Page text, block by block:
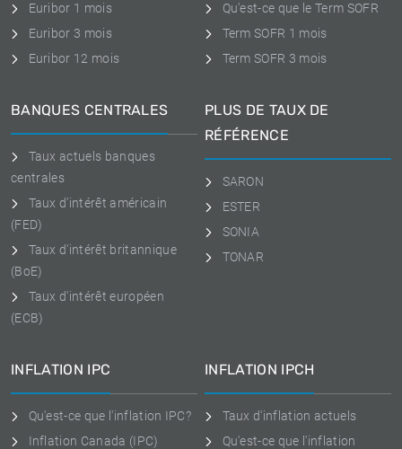
Euribor 1 mois
Euribor 3 mois
Euribor 12 mois
Qu'est-ce que le Term SOFR
Term SOFR 1 mois
Term SOFR 3 mois
BANQUES CENTRALES
Taux actuels banques
centrales
Taux d'intérêt américain
(FED)
Taux d'intérêt britannique
(BoE)
Taux d'intérêt européen
(ECB)
PLUS DE TAUX DE
RÉFÉRENCE
SARON
ESTER
SONIA
TONAR
INFLATION IPC
Qu'est-ce que l'inflation IPC?
Inflation Canada (IPC)
INFLATION IPCH
Taux d'inflation actuels
Qu'est-ce que l'inflation